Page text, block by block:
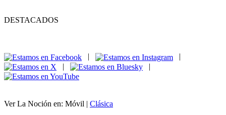
DESTACADOS
|
|
Ver La Noción en: Móvil | Clásica